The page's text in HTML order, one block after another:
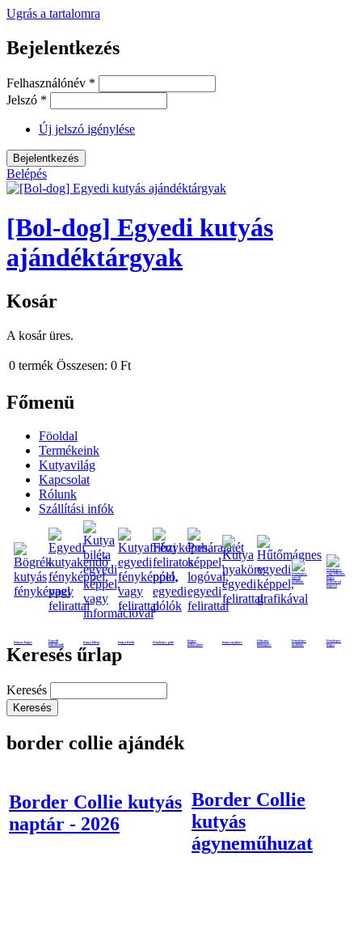
Ugrás a tartalomra
Bejelentkezés
Felhasználónév *
Jelszó *
Új jelszó igénylése
Belépés
[Bol-dog] Egyedi kutyás
ajándéktárgyak
Kosár
A kosár üres.
0 termék Összesen: 0 Ft
Főmenü
Föoldal
Termékeink
Kutyavilág
Kapcsolat
Rólunk
Szállítási infók
Kutyás bögre
Egyedi
kutyakendő
Kutya biléta Kutya frizbi Fényképes póló
Képes
poháralátét
Kutya nyakörv
Feliratos
hűtmágnes
Fényképes
nyaklánc
Fényképes
bögre
Keresés űrlap
Keresés
border collie ajándék
Border Collie kutyás
naptár - 2026
Border Collie
kutyás
ágyneműhuzat